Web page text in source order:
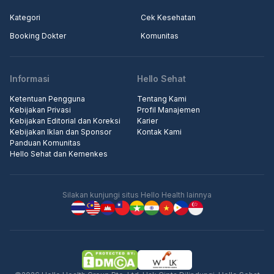
Kategori
Cek Kesehatan
Booking Dokter
Komunitas
Informasi
Ketentuan Pengguna
Kebijakan Privasi
Kebijakan Editorial dan Koreksi
Kebijakan Iklan dan Sponsor
Panduan Komunitas
Hello Sehat dan Kemenkes
Hello Sehat
Tentang Kami
Profil Manajemen
Karier
Kontak Kami
Silakan kunjungi situs Hello Health lainnya